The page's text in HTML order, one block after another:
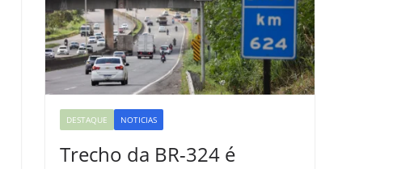
DESTAQUE NOTICIAS
Trecho da BR-324 é